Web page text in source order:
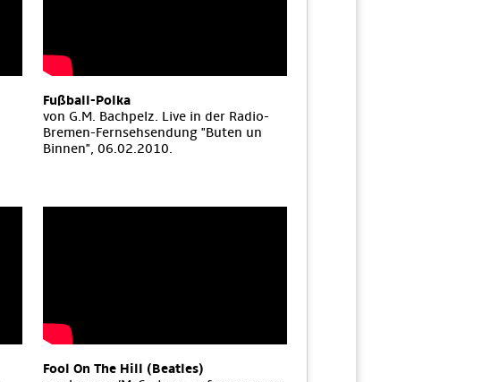
Fußball-Polka
von G.M. Bachpelz. Live in der Radio-
Bremen-Fernsehsendung "Buten un
Binnen", 06.02.2010.
Fool On The Hill (Beatles)